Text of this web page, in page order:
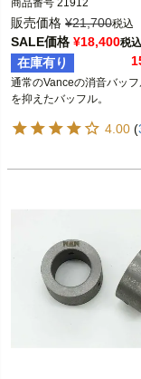
ショートショットスタッガ
ショット/ストレートショ
ップオン/ビッグショット
ド/ビッグショットロング/
ットデュアルズ装着車
販売価格 ¥21,700税込
SALE価格 ¥18,400税込
在庫有り
通常のVanceの消音バッ
を抑えたバッフル。
4.00 (